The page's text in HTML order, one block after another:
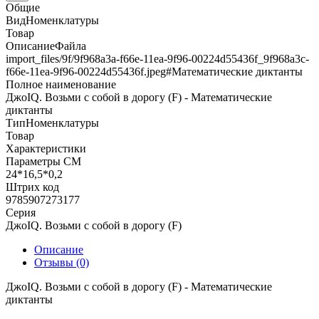
Общие
ВидНоменклатуры
Товар
ОписаниеФайла
import_files/9f/9f968a3a-f66e-11ea-9f96-00224d55436f_9f968a3c-
f66e-11ea-9f96-00224d55436f.jpeg#Математические диктанты
Полное наименование
ДжоIQ. Возьми с собой в дорогу (F) - Математические
диктанты
ТипНоменклатуры
Товар
Характеристики
Параметры СМ
24*16,5*0,2
Штрих код
9785907273177
Серия
ДжоIQ. Возьми с собой в дорогу (F)
Описание
Отзывы (0)
ДжоIQ. Возьми с собой в дорогу (F) - Математические
диктанты